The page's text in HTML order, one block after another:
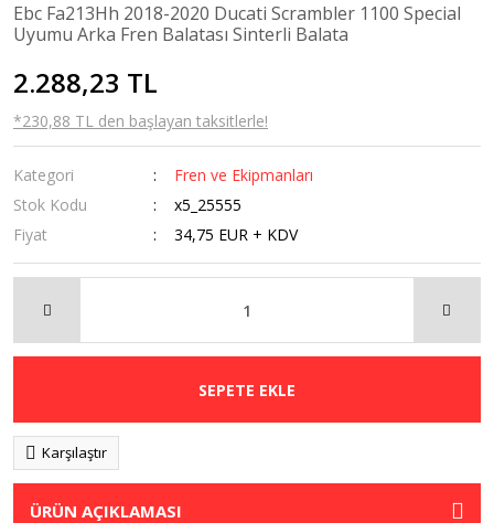
Ebc Fa213Hh 2018-2020 Ducati Scrambler 1100 Special
Uyumu Arka Fren Balatası Sinterli Balata
2.288,23 TL
*230,88 TL den başlayan taksitlerle!
Kategori
Fren ve Ekipmanları
Stok Kodu
x5_25555
Fiyat
34,75 EUR + KDV
SEPETE EKLE
Karşılaştır
ÜRÜN AÇIKLAMASI